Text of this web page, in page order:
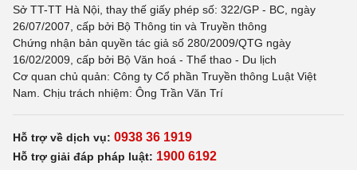
Sở TT-TT Hà Nội, thay thế giấy phép số: 322/GP - BC, ngày
26/07/2007, cấp bởi Bộ Thông tin và Truyền thông
Chứng nhận bản quyền tác giả số 280/2009/QTG ngày
16/02/2009, cấp bởi Bộ Văn hoá - Thể thao - Du lịch
Cơ quan chủ quản: Công ty Cổ phần Truyền thông Luật Việt
Nam. Chịu trách nhiệm: Ông Trần Văn Trí
Hỗ trợ về dịch vụ: 0938 36 1919
Hỗ trợ giải đáp pháp luật: 1900 6192